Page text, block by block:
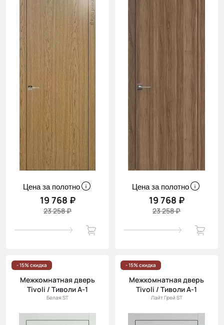
Цена за полотно
19 768 ₽
23 258 ₽
Цена за полотно
19 768 ₽
23 258 ₽
- 15% скидка
Межкомнатная дверь
Tivoli / Тиволи А-1
Белая ST
- 15% скидка
Межкомнатная дверь
Tivoli / Тиволи А-1
Лайт Грей ST